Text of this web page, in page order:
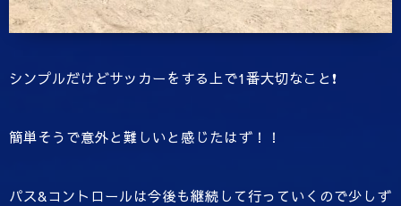
シンプルだけどサッカーをする上で1番大切なこと❗️
簡単そうで意外と難しいと感じたはず！！
パス&コントロールは今後も継続して行っていくので少しず